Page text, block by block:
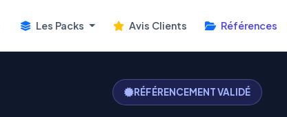
Les Packs Avis Clients Références
RÉFÉRENCEMENT VALIDÉ